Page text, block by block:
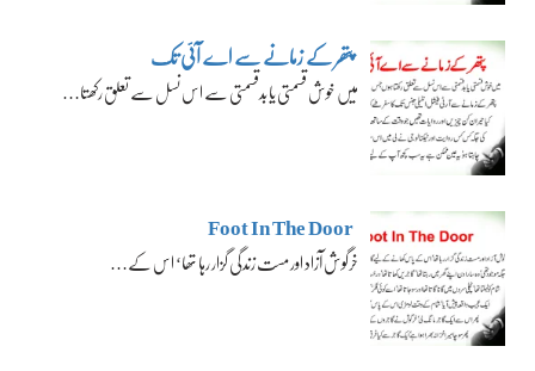
پتھر کے زمانے سے اے آئی تک
میں خوش قسمتی یا بدقسمتی سے اس نسل سے تعلق رکھتا…
Foot In The Door
خرگوش آزاد اور مست زندگی گزار رہا تھا‘ اس کے…